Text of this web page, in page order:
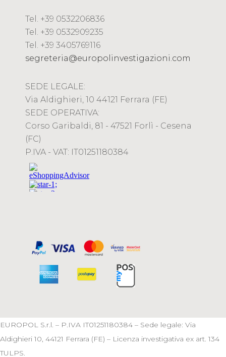
Tel. +39 0532206836
Tel. +39 0532909235
Tel. +39 3405769116
segreteria@europolinvestigazioni.com
SEDE LEGALE:
Via Aldighieri, 10 44121 Ferrara (FE)
SEDE OPERATIVA:
Corso Garibaldi, 81 - 47521 Forlì - Cesena
(FC)
P.IVA - VAT: IT01251180384
EUROPOL S.r.l. – P.IVA IT01251180384 – Sede legale: Via
Aldighieri 10, 44121 Ferrara (FE) – Licenza investigativa ex art. 134
TULPS.